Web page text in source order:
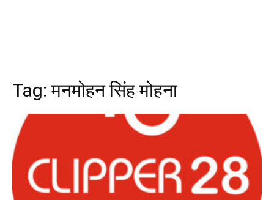
Tag:मनमोहन सिंह मोहना